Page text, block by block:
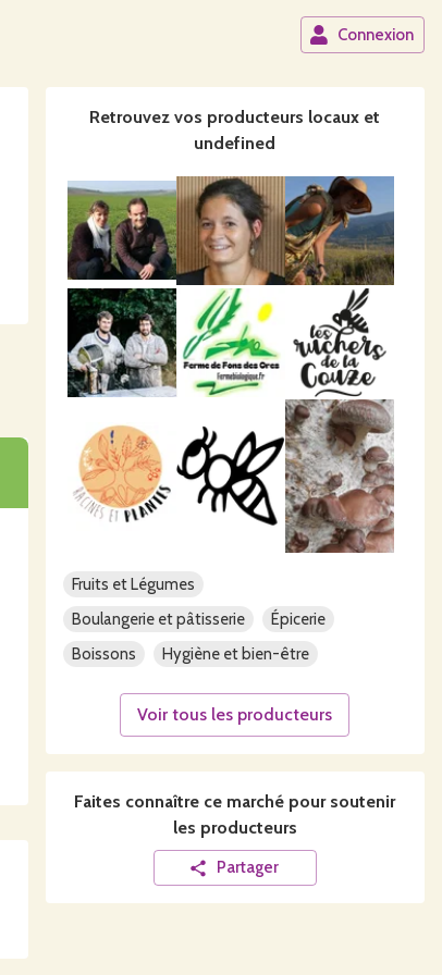
Connexion
Retrouvez vos producteurs locaux et
undefined
Fruits et Légumes
Boulangerie et pâtisserie
Épicerie
Boissons
Hygiène et bien-être
Voir tous les producteurs
Faites connaître ce marché pour soutenir
les producteurs
Partager